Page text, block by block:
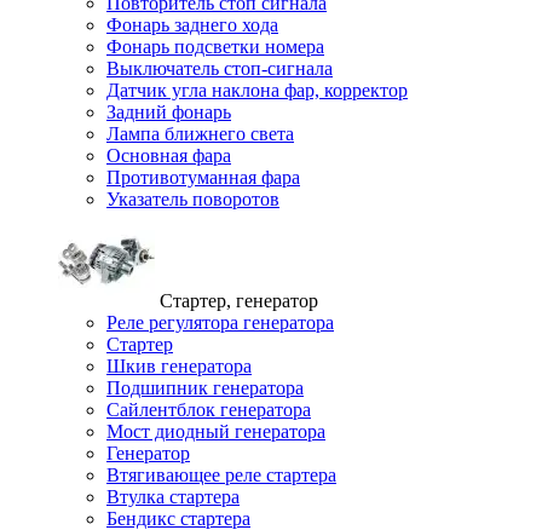
Фонарь заднего хода
Фонарь подсветки номера
Выключатель стоп-сигнала
Датчик угла наклона фар, корректор
Задний фонарь
Лампа ближнего света
Основная фара
Противотуманная фара
Указатель поворотов
Стартер, генератор
Реле регулятора генератора
Стартер
Шкив генератора
Подшипник генератора
Сайлентблок генератора
Мост диодный генератора
Генератор
Втягивающее реле стартера
Втулка стартера
Бендикс стартера